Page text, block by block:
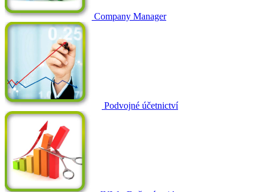
Company Manager
Podvojné účetnictví